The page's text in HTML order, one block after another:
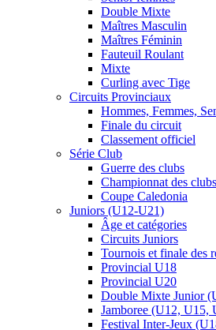
Double Mixte
Maîtres Masculin
Maîtres Féminin
Fauteuil Roulant
Mixte
Curling avec Tige
Circuits Provinciaux
Hommes, Femmes,
Finale du circuit
Classement officiel
Série Club
Guerre des clubs
Championnat des clubs
Coupe Caledonia
Juniors (U12-U21)
Âge et catégories
Circuits Juniors
Tournois et finale des
Provincial U18
Provincial U20
Double Mixte Junior
Jamboree (U12, U15,
Festival Inter-Jeux